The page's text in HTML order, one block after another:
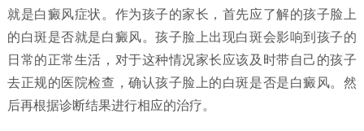
就是白癜风症状。作为孩子的家长，首先应了解的孩子脸上
的白斑是否就是白癜风。孩子脸上出现白斑会影响到孩子的
日常的正常生活，对于这种情况家长应该及时带自己的孩子
去正规的医院检查，确认孩子脸上的白斑是否是白癜风。然
后再根据诊断结果进行相应的治疗。